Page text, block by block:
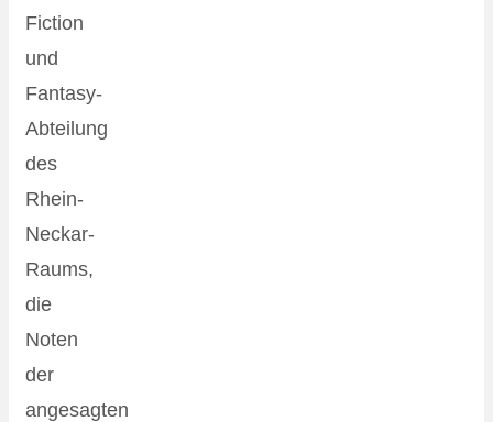
Fiction
und
Fantasy-
Abteilung
des
Rhein-
Neckar-
Raums,
die
Noten
der
angesagten